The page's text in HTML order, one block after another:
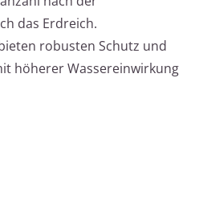
das Erdreich.
robusten Schutz und
höherer Wassereinwirkung